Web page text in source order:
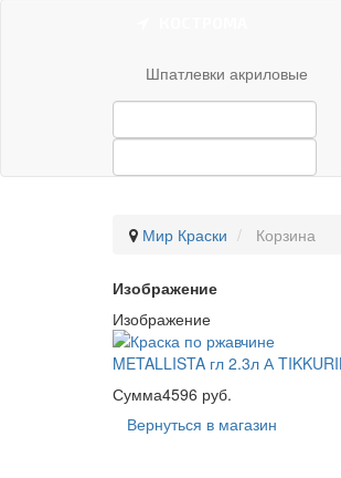
Шпатлевки акриловые
Мир Краски Корзина
Изображение
Изображение
Сумма4596 руб.
Вернуться в магазин